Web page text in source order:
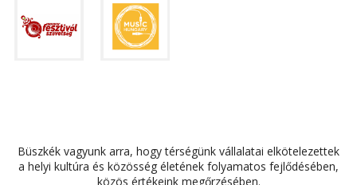
Büszkék vagyunk arra, hogy térségünk vállalatai elkötelezettek
a helyi kultúra és közösség életének folyamatos fejlődésében,
közös értékeink megőrzésében.